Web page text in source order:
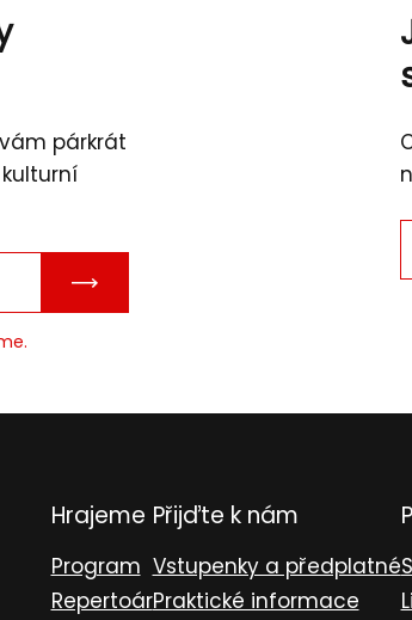
párkrát
POTVRDIT
E-
Hrajeme
Program
Repertoár
Přijďte k nám
Vstupenky a předplatné
Praktické informace